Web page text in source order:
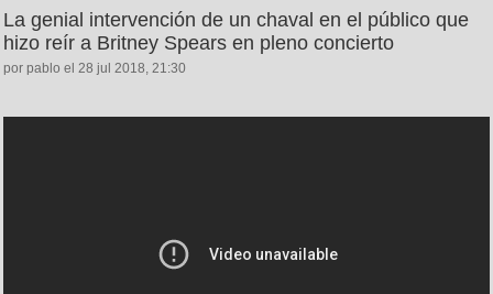
La genial intervención de un chaval en el público que
hizo reír a Britney Spears en pleno concierto
por pablo el 28 jul 2018, 21:30